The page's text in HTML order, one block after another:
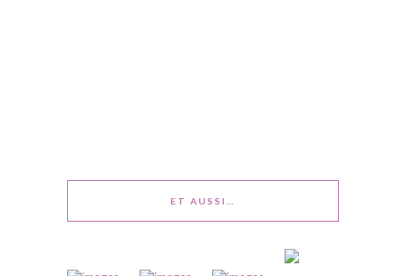
ET AUSSI…